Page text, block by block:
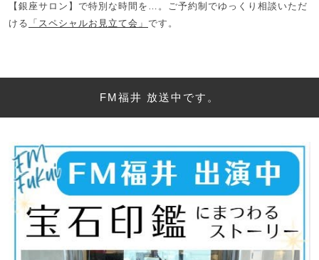
【銀座サロン】で特別な時間を…。ご予約制でゆっくり相談いただ
ける 「スペシャルお見立て会」 です。
FM福井 放送中です。